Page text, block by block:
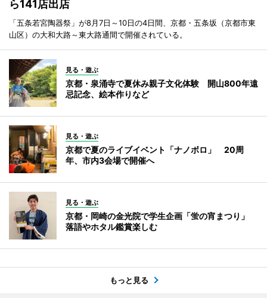
ら141店出店
「五条若宮陶器祭」が8月7日～10日の4日間、京都・五条坂（京都市東
山区）の大和大路～東大路通間で開催されている。
見る・遊ぶ
京都・泉涌寺で夏休み親子文化体験 開山800年遠
忌記念、絵本作りなど
見る・遊ぶ
京都で夏のライブイベント「ナノボロ」 20周
年、市内3会場で開催へ
見る・遊ぶ
京都・岡崎の金光院で学生企画「蛍の宵まつり」
落語やホタル鑑賞楽しむ
もっと見る